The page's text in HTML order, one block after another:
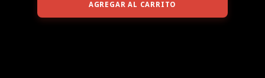
AGREGAR AL CARRITO